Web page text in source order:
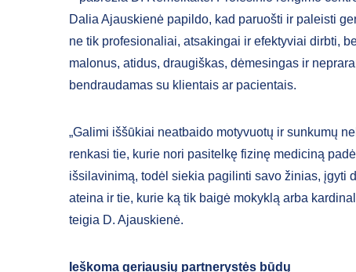
Dalia Ajauskienė papildo, kad paruošti ir paleisti
ne tik profesionaliai, atsakingai ir efektyviai dirbti,
malonus, atidus, draugiškas, dėmesingas ir
bendraudamas su klientais ar pacientais.
„Galimi iššūkiai neatbaido motyvuotų ir sunkumų
renkasi tie, kurie nori pasitelkę fizinę mediciną
išsilavinimą, todėl siekia pagilinti savo žinias, įgyti
ateina ir tie, kurie ką tik baigė mokyklą arba
teigia D. Ajauskienė.
Ieškoma geriausių partnerystės būdų